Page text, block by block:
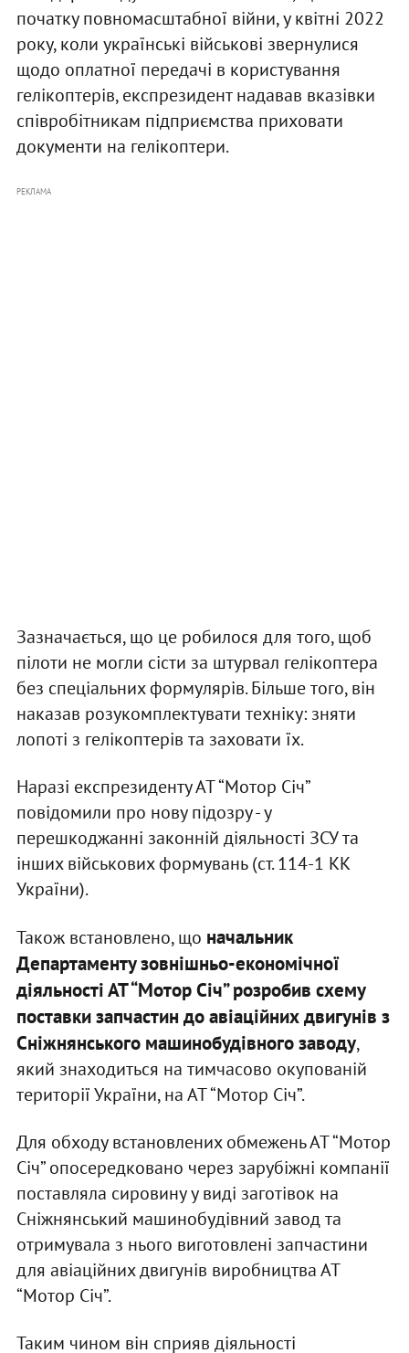
початку повномасштабної війни, у квітні 2022
року, коли українські військові звернулися
щодо оплатної передачі в користування
гелікоптерів, експрезидент надавав вказівки
співробітникам підприємства приховати
документи на гелікоптери.
РЕКЛАМА
Зазначається, що це робилося для того, щоб
пілоти не могли сісти за штурвал гелікоптера
без спеціальних формулярів. Більше того, він
наказав розукомплектувати техніку: зняти
лопоті з гелікоптерів та заховати їх.
Наразі експрезиденту АТ “Мотор Січ”
повідомили про нову підозру - у
перешкоджанні законній діяльності ЗСУ та
інших військових формувань (ст. 114-1 КК
України).
Також встановлено, що начальник
Департаменту зовнішньо-економічної
діяльності АТ “Мотор Січ” розробив схему
поставки запчастин до авіаційних двигунів з
Сніжнянського машинобудівного заводу,
який знаходиться на тимчасово окупованій
території України, на АТ “Мотор Січ”.
Для обходу встановлених обмежень АТ “Мотор
Січ” опосередковано через зарубіжні компанії
поставляла сировину у виді заготівок на
Сніжнянський машинобудівний завод та
отримувала з нього виготовлені запчастини
для авіаційних двигунів виробництва АТ
“Мотор Січ”.
Таким чином він сприяв діяльності